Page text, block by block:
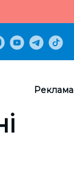
Реклама